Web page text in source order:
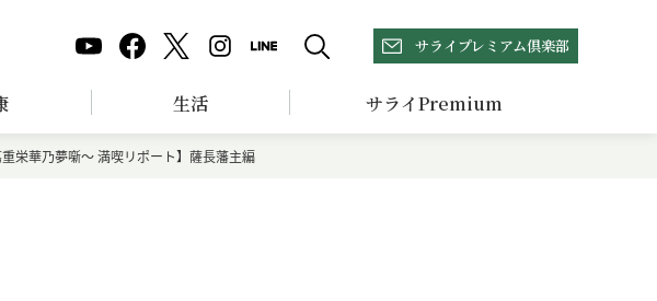
サライプレミアム倶楽部
生活 サライPremium
栄華乃夢噺～ 満喫リポート】薩長藩主編